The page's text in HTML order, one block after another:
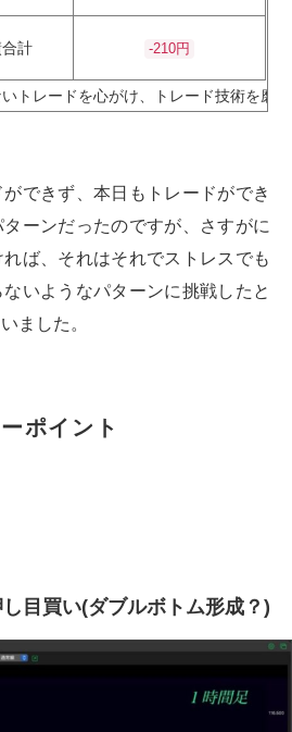
計 -210円
トレードを心がけ、トレード技術を磨
できず、本日もトレードができ
ーンだったのですが、さすがに
ば、それはそれでストレスでも
いようなパターンに挑戦したと
ました。
ポイント
目買い(ダブルボトム形成？)